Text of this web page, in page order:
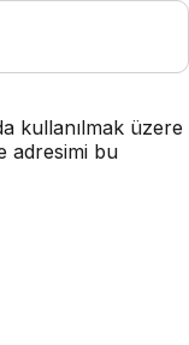
kullanılmak üzere
adresimi bu